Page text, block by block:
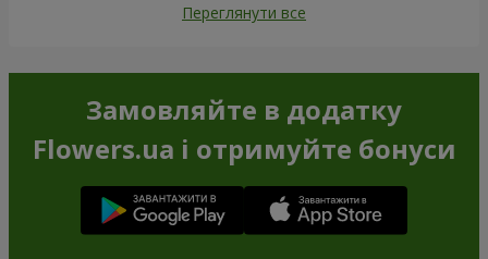
Переглянути все
Замовляйте в додатку
Flowers.ua і отримуйте бонуси